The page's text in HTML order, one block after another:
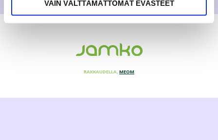
VAIN VÄLTTÄMÄTTÖMÄT EVÄSTEET
RAKKAUDELLA, MEOM